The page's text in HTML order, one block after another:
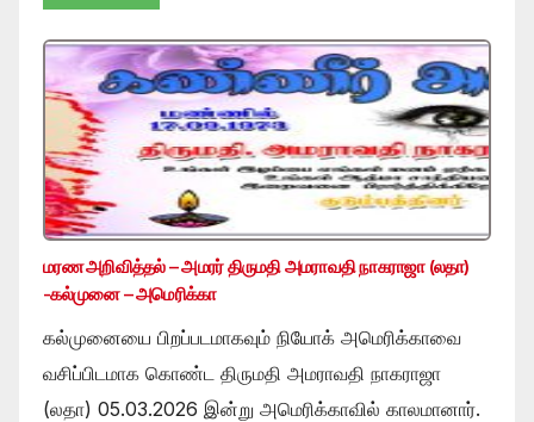
மரண அறிவித்தல் – அமரர் திருமதி அமராவதி நாகராஜா (லதா)
-கல்முனை – அமெரிக்கா
கல்முனையை பிறப்படமாகவும் நியோக் அமெரிக்காவை
வசிப்பிடமாக கொண்ட திருமதி அமராவதி நாகராஜா
(லதா) 05.03.2026 இன்று அமெரிக்காவில் காலமானார்.